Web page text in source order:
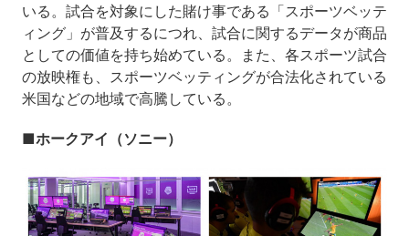
いる。試合を対象にした賭け事である「スポーツベッテ
ィング」が普及するにつれ、試合に関するデータが商品
としての価値を持ち始めている。また、各スポーツ試合
の放映権も、スポーツベッティングが合法化されている
米国などの地域で高騰している。
■ホークアイ（ソニー）